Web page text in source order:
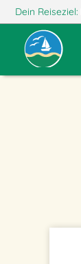
Dein Reiseziel: